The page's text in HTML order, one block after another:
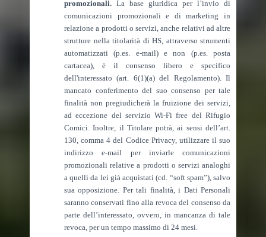
promozionali. La base giuridica per l’invio di
comunicazioni promozionali e di marketing in
relazione a prodotti o servizi, anche relativi ad altre
strutture nella titolarità di HS, attraverso strumenti
automatizzati (p.es. e-mail) e non (p.es. posta
cartacea), è il consenso libero e specifico
dell'interessato (art. 6(1)(a) del Regolamento). Il
mancato conferimento del suo consenso per tale
finalità non pregiudicherà la fruizione dei servizi,
ad eccezione del servizio Wi-Fi free del Rifugio
Comici. Inoltre, il Titolare potrà, ai sensi dell’art.
130, comma 4 del Codice Privacy, utilizzare il suo
indirizzo e-mail per inviarle comunicazioni
promozionali relative a prodotti o servizi analoghi
a quelli da lei già acquistati (cd. “soft spam”), salvo
sua opposizione. Per tali finalità, i Dati Personali
saranno conservati fino alla revoca del consenso da
parte dell’interessato, ovvero, in mancanza di tale
revoca, per un tempo massimo di 24 mesi.